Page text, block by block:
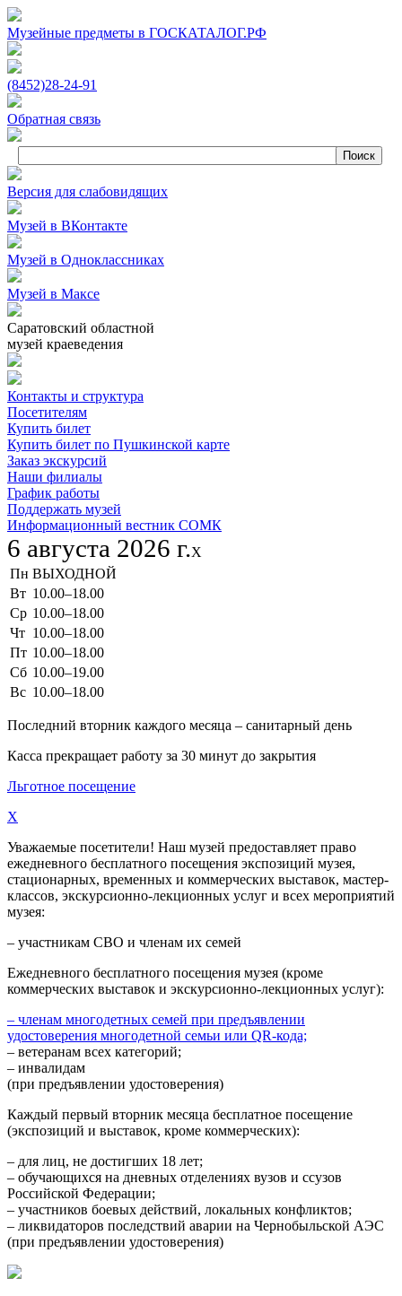
Музейные предметы в ГОСКАТАЛОГ.РФ
(8452)28‑24‑91
Обратная связь
Версия для слабовидящих
Музей в ВКонтакте
Музей в Одноклассниках
Музей в Максе
Саратовский областной
музей краеведения
Контакты и структура
Посетителям
Купить билет
Купить билет по Пушкинской карте
Заказ экскурсий
Наши филиалы
График работы
Поддержать музей
Информационный вестник СОМК
6 августа 2026 г.X
Пн ВЫХОДНОЙ
Вт 10.00–18.00
Ср 10.00–18.00
Чт 10.00–18.00
Пт 10.00–18.00
Сб 10.00–19.00
Вс 10.00–18.00
Последний вторник каждого месяца – санитарный день
Касса прекращает работу за 30 минут до закрытия
Льготное посещение
X
Уважаемые посетители! Наш музей предоставляет право
ежедневного бесплатного посещения экспозиций музея,
стационарных, временных и коммерческих выставок, мастер-
классов, экскурсионно-лекционных услуг и всех мероприятий
музея:
– участникам СВО и членам их семей
Ежедневного бесплатного посещения музея (кроме
коммерческих выставок и экскурсионно-лекционных услуг):
– членам многодетных семей при предъявлении
удостоверения многодетной семьи или QR-кода;
– ветеранам всех категорий;
– инвалидам
(при предъявлении удостоверения)
Каждый первый вторник месяца бесплатное посещение
(экспозиций и выставок, кроме коммерческих):
– для лиц, не достигших 18 лет;
– обучающихся на дневных отделениях вузов и ссузов
Российской Федерации;
– участников боевых действий, локальных конфликтов;
– ликвидаторов последствий аварии на Чернобыльской АЭС
(при предъявлении удостоверения)